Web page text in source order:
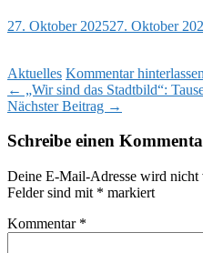
27. Oktober 202527. Oktober
Aktuelles Kommentar hinterlassen
Beitragsnavigation
← „Wir sind das Stadtbild“:
Nächster Beitrag →
Schreibe einen
Deine E-Mail-Adresse wird nicht
Felder sind mit * markiert
Kommentar *